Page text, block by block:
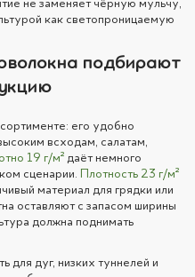
не заменяет чёрную мульчу,
как светопроницаемую
подбирают
его удобно
всходам, салатам,
19 г/м² даёт немного
сценарии.
Плотность 23 г/м²
материал для грядки или
оставляют с запасом ширины
должна поднимать
для дуг, низких туннелей и